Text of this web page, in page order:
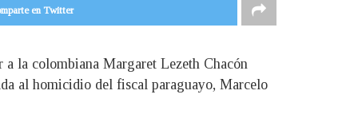
en Twitter
a la colombiana Margaret Lezeth Chacón
al homicidio del fiscal paraguayo, Marcelo